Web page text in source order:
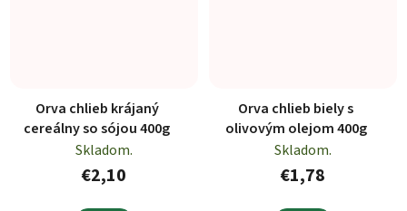
Orva chlieb krájaný
cereálny so sójou 400g
Skladom.
€2,10
Orva chlieb biely s
olivovým olejom 400g
Skladom.
€1,78